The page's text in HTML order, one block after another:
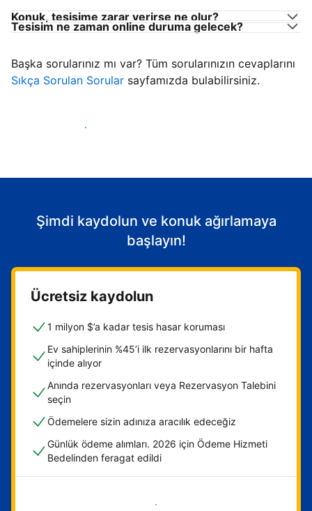
Konuk, tesisime zarar verirse ne olur?
Tesisim ne zaman online duruma gelecek?
Başka sorularınız mı var? Tüm sorularınızın cevaplarını
Sıkça Sorulan Sorular sayfamızda bulabilirsiniz.
Konuk ağırlamaya başla
Şimdi kaydolun ve konuk ağırlamaya
başlayın!
Ücretsiz kaydolun
1 milyon $’a kadar tesis hasar koruması
Ev sahiplerinin %45’i ilk rezervasyonlarını bir hafta
içinde alıyor
Anında rezervasyonları veya Rezervasyon Talebini
seçin
Ödemelere sizin adınıza aracılık edeceğiz
Günlük ödeme alımları. 2026 için Ödeme Hizmeti
Bedelinden feragat edildi
Hemen başla